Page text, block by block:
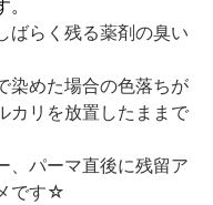
ばらく残る薬剤の臭い
染めた場合の色落ちが
カリを放置したままで
、パーマ直後に残留ア
です☆